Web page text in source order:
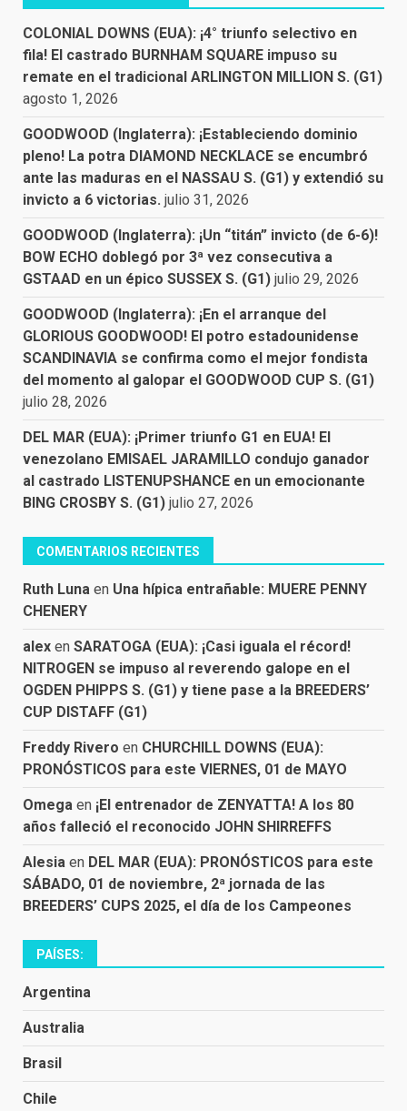
COLONIAL DOWNS (EUA): ¡4° triunfo selectivo en
fila! El castrado BURNHAM SQUARE impuso su
remate en el tradicional ARLINGTON MILLION S. (G1)
agosto 1, 2026
GOODWOOD (Inglaterra): ¡Estableciendo dominio
pleno! La potra DIAMOND NECKLACE se encumbró
ante las maduras en el NASSAU S. (G1) y extendió su
invicto a 6 victorias. julio 31, 2026
GOODWOOD (Inglaterra): ¡Un “titán” invicto (de 6-6)!
BOW ECHO doblegó por 3ª vez consecutiva a
GSTAAD en un épico SUSSEX S. (G1) julio 29, 2026
GOODWOOD (Inglaterra): ¡En el arranque del
GLORIOUS GOODWOOD! El potro estadounidense
SCANDINAVIA se confirma como el mejor fondista
del momento al galopar el GOODWOOD CUP S. (G1)
julio 28, 2026
DEL MAR (EUA): ¡Primer triunfo G1 en EUA! El
venezolano EMISAEL JARAMILLO condujo ganador
al castrado LISTENUPSHANCE en un emocionante
BING CROSBY S. (G1) julio 27, 2026
COMENTARIOS RECIENTES
Ruth Luna en Una hípica entrañable: MUERE PENNY
CHENERY
alex en SARATOGA (EUA): ¡Casi iguala el récord!
NITROGEN se impuso al reverendo galope en el
OGDEN PHIPPS S. (G1) y tiene pase a la BREEDERS’
CUP DISTAFF (G1)
Freddy Rivero en CHURCHILL DOWNS (EUA):
PRONÓSTICOS para este VIERNES, 01 de MAYO
Omega en ¡El entrenador de ZENYATTA! A los 80
años falleció el reconocido JOHN SHIRREFFS
Alesia en DEL MAR (EUA): PRONÓSTICOS para este
SÁBADO, 01 de noviembre, 2ª jornada de las
BREEDERS’ CUPS 2025, el día de los Campeones
PAÍSES:
Argentina
Australia
Brasil
Chile